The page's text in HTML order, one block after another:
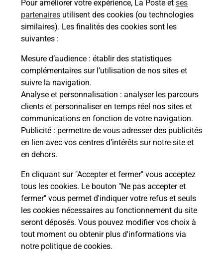
Pour améliorer votre expérience, La Poste et ses
partenaires utilisent des cookies (ou technologies
similaires). Les finalités des cookies sont les
suivantes :
Mesure d’audience : établir des statistiques
complémentaires sur l’utilisation de nos sites et
suivre la navigation.
Analyse et personnalisation : analyser les parcours
clients et personnaliser en temps réel nos sites et
communications en fonction de votre navigation.
Publicité : permettre de vous adresser des publicités
en lien avec vos centres d’intérêts sur notre site et
en dehors.
En cliquant sur "Accepter et fermer" vous acceptez
tous les cookies. Le bouton "Ne pas accepter et
fermer" vous permet d'indiquer votre refus et seuls
les cookies nécessaires au fonctionnement du site
seront déposés. Vous pouvez modifier vos choix à
tout moment ou obtenir plus d'informations via
notre politique de cookies.
Itinéraire
Boîte aux lettres La Poste
Prochaine collecte du courrier
09h30
38 Rue Du Perthuis
28240
Fontaine Simon
Itinéraire
Localiser Liste Boîtes aux lettres
Eure-et-Loir
Fontaine Simon